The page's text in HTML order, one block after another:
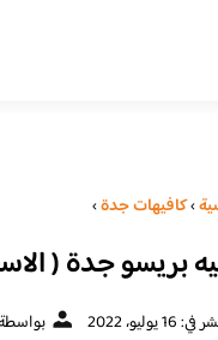
›كافيهات جدة›
بريسو جدة (
16 يوليو، 2022